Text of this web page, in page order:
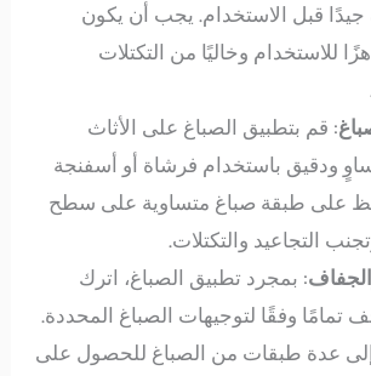
قبل الاستخدام. يجب أن يكون
للاستخدام وخاليًا من التكتلات
: قم بتطبيق الصباغ على الأثاث
ودقيق باستخدام فرشاة أو أسفنجة
على طبقة صباغ متساوية على سطح
التجاعيد والتكتلات.
: بمجرد تطبيق الصباغ، اترك
تمامًا وفقًا لتوجيهات الصباغ المحددة.
إلى عدة طبقات من الصباغ للحصول على